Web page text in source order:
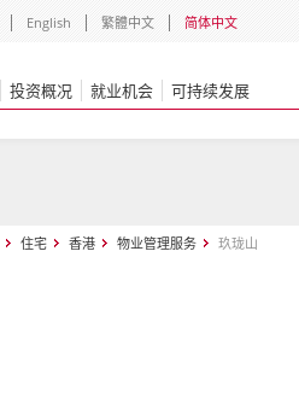
English 繁體中文 简体中文
投资概况 就业机会 可持续发展
住宅 香港 物业管理服务 玖珑山